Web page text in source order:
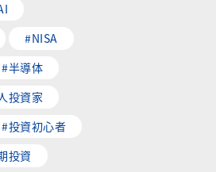
#NISA
#半導体
投資家
#投資初心者
投資